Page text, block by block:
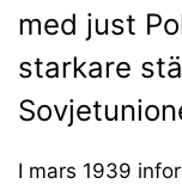
med just
starkare
I mars 1939